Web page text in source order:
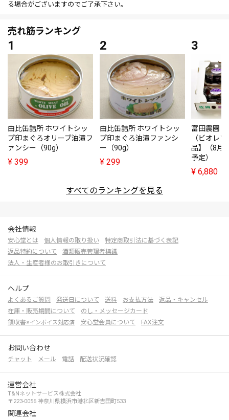
る場合がございますのでご了承下さい。
売れ筋ランキング
由比缶詰所 ホワイトシッ
プ印まぐろオリーブ油漬フ
ァンシー（90g）
¥ 399
由比缶詰所 ホワイトシッ
プ印まぐろ油漬ファンシ
ー（90g）
¥ 299
富田農園
（ビオレ
品】（8月
予定）
¥ 6,880
すべてのランキングを見る
会社情報
安心堂とは 個人情報の取り扱い
特定商取引法に基づく表記
返品特約について
酒類販売管理者標識
法人・生産者様のお取引きについて
ヘルプ
よくあるご質問 発送日について 送料 お支払方法
返品・キャンセル
在庫・販売期間について
のし・メッセージカード
領収書※インボイス対応済 安心堂会員について FAX注文
お問い合わせ
チャット メール 電話 配送状況確認
運営会社
T&Nネットサービス株式会社
〒223-0056 神奈川県横浜市港北区新吉田町533
関連会社